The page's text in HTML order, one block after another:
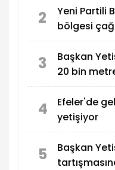
2
Yeni Partili
bölgesi
3
Başkan
20 bin
4
Efeler'de
yetişiyor
5
Başkan